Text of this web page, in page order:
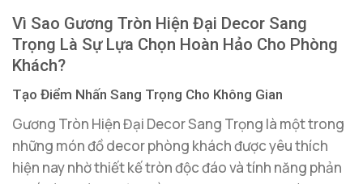
Vì Sao Gương Tròn Hiện Đại Decor Sang
Trọng Là Sự Lựa Chọn Hoàn Hảo Cho Phòng
Khách?
Tạo Điểm Nhấn Sang Trọng Cho Không Gian
Gương Tròn Hiện Đại Decor Sang Trọng là một trong
những món đồ decor phòng khách được yêu thích
hiện nay nhờ thiết kế tròn độc đáo và tính năng phản